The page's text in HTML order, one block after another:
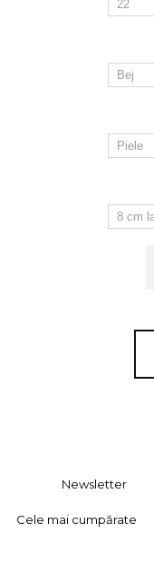
Newsletter
Cele mai cumpărate